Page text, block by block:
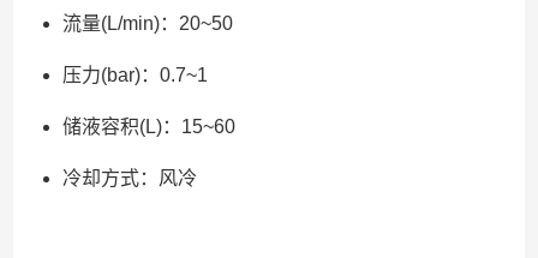
流量(L/min)：20~50
压力(bar)：0.7~1
储液容积(L)：15~60
冷却方式：风冷